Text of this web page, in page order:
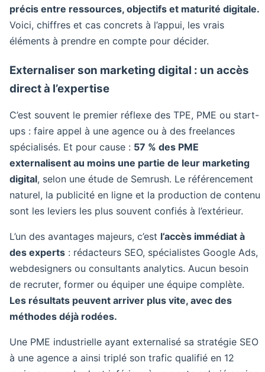
précis entre ressources, objectifs et maturité digitale.
Voici, chiffres et cas concrets à l’appui, les vrais
éléments à prendre en compte pour décider.
Externaliser son marketing digital : un accès
direct à l’expertise
C’est souvent le premier réflexe des TPE, PME ou start-
ups : faire appel à une agence ou à des freelances
spécialisés. Et pour cause : 57 % des PME
externalisent au moins une partie de leur marketing
digital, selon une étude de Semrush. Le référencement
naturel, la publicité en ligne et la production de contenu
sont les leviers les plus souvent confiés à l’extérieur.
L’un des avantages majeurs, c’est l’accès immédiat à
des experts : rédacteurs SEO, spécialistes Google Ads,
webdesigners ou consultants analytics. Aucun besoin
de recruter, former ou équiper une équipe complète.
Les résultats peuvent arriver plus vite, avec des
méthodes déjà rodées.
Une PME industrielle ayant externalisé sa stratégie SEO
à une agence a ainsi triplé son trafic qualifié en 12